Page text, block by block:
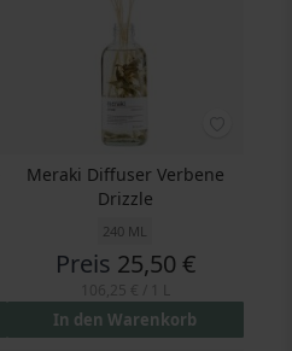
Meraki Diffuser Verbene
Drizzle
240 ML
Preis 25,50 €
In den Warenkorb